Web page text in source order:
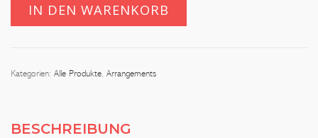
IN DEN WARENKORB
Kategorien: Alle Produkte, Arrangements
BESCHREIBUNG